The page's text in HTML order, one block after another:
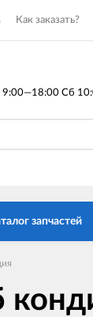
Как заказать?
Сб
запчастей